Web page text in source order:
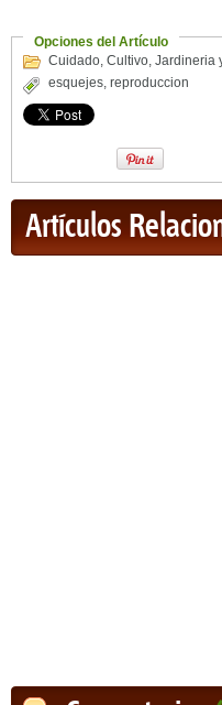
Opciones del Artículo
Cuidado, Cultivo, Jardineria
esquejes, reproduccion
Artículos